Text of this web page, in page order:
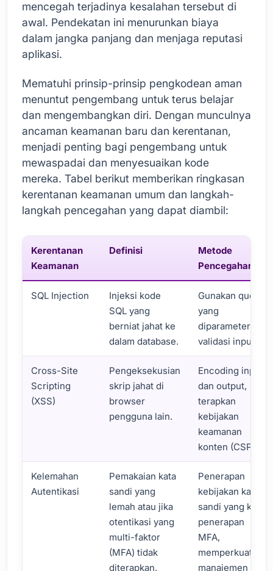
mencegah terjadinya kesalahan tersebut di
awal. Pendekatan ini menurunkan biaya
dalam jangka panjang dan menjaga reputasi
aplikasi.
Mematuhi prinsip-prinsip pengkodean aman
menuntut pengembang untuk terus belajar
dan mengembangkan diri. Dengan munculnya
ancaman keamanan baru dan kerentanan,
menjadi penting bagi pengembang untuk
mewaspadai dan menyesuaikan kode
mereka. Tabel berikut memberikan ringkasan
kerentanan keamanan umum dan langkah-
langkah pencegahan yang dapat diambil:
Kerentanan
Keamanan
Definisi
Metode
Pencegahan
SQL Injection
Injeksi kode
SQL yang
berniat jahat ke
dalam database.
Gunakan query
yang
diparameterkan,
validasi input.
Cross-Site
Scripting
(XSS)
Pengeksekusian
skrip jahat di
browser
pengguna lain.
Encoding input
dan output,
terapkan
kebijakan
keamanan
konten (CSP).
Kelemahan
Autentikasi
Pemakaian kata
sandi yang
lemah atau jika
otentikasi yang
multi-faktor
(MFA) tidak
diterapkan.
Penerapan
kebijakan kata
sandi yang kuat,
penerapan
MFA,
memperkuat
manajemen